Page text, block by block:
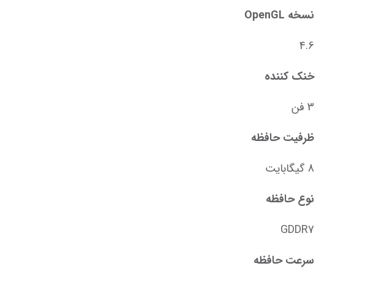
نسخه OpenGL
4.6
خنک‌ کننده
3 فن
ظرفیت حافظه
8 گیگابایت
نوع حافظه
GDDR7
سرعت حافظه